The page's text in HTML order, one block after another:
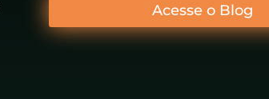
Acesse o Blog